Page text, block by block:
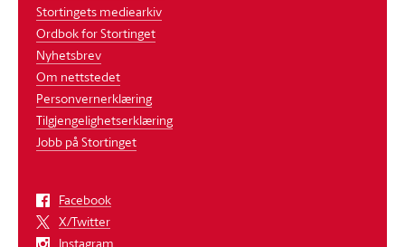
Stortingets mediearkiv
Ordbok for Stortinget
Nyhetsbrev
Om nettstedet
Personvernerklæring
Tilgjengelighetserklæring
Jobb på Stortinget
Facebook
X/Twitter
Instagram